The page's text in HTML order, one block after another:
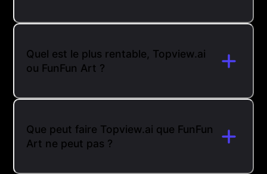
Quel est le plus rentable, Topview.ai
ou FunFun Art ?
Que peut faire Topview.ai que FunFun
Art ne peut pas ?